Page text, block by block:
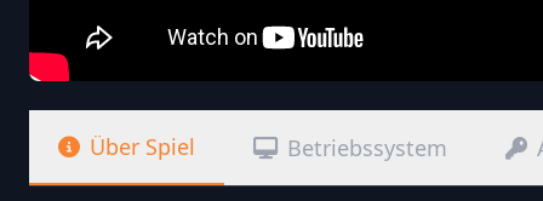
Über Spiel Betriebssystem